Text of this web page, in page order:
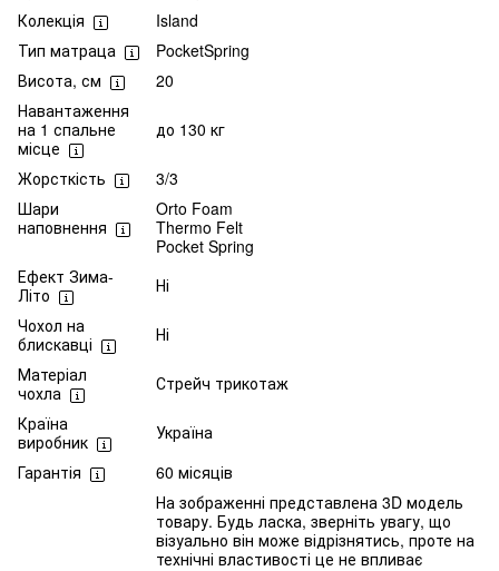
Колекція
Island
Тип матраца
PocketSpring
Висота, см
20
Навантаження
на 1 спальне
місце
до 130 кг
Жорсткість
3/3
Шари
наповнення
Orto Foam
Thermo Felt
Pocket Spring
Ефект Зима-
Літо
Ні
Чохол на
блискавці
Ні
Матеріал
чохла
Стрейч трикотаж
Країна
виробник
Україна
Гарантія
60 місяців
На зображенні представлена 3D модель
товару. Будь ласка, зверніть увагу, що
візуально він може відрізнятись, проте на
технічні властивості це не впливає